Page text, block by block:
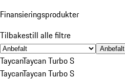
Finansieringsprodukter
Tilbakestill alle filtre
Anbefalt
TaycanTaycan Turbo S
TaycanTaycan Turbo S